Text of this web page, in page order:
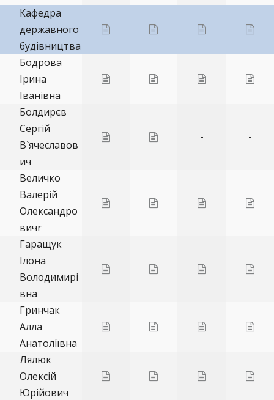
Кафедра
державного
будівництва
Бодрова
Ірина
Іванівна
Болдирєв
Сергій
В`ячеславов
ич
- -
Величко
Валерій
Олександро
вичr
Гаращук
Ілона
Володимирі
вна
Гринчак
Алла
Анатоліївна
Лялюк
Олексій
Юрійович